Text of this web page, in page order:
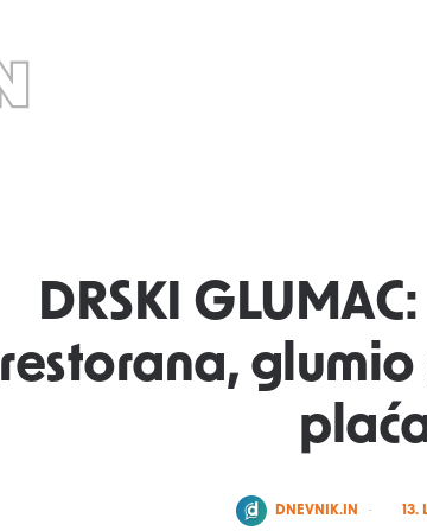
DRSKI
restorana,
POSTED
DNEVNIK.IN 13.